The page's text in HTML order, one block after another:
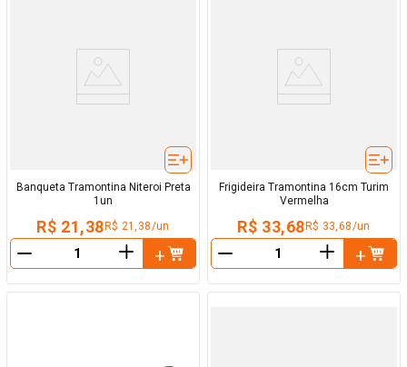
Banqueta Tramontina Niteroi Preta
1un
R$ 21,38 R$ 21,38/un
＋
Frigideira Tramontina 16cm Turim
Vermelha
R$ 33,68 R$ 33,68/un
＋